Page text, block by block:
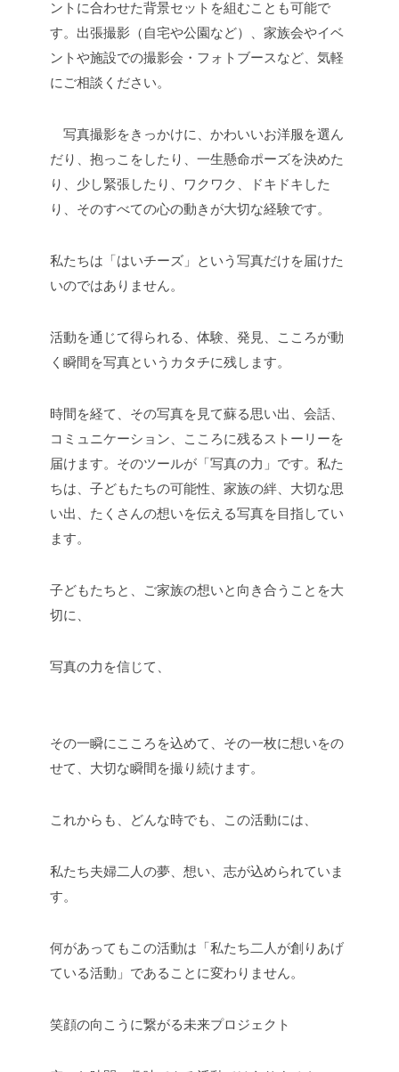
ントに合わせた背景セットを組むことも可能で
す。出張撮影（自宅や公園など）、家族会やイベ
ントや施設での撮影会・フォトブースなど、気軽
にご相談ください。
写真撮影をきっかけに、かわいいお洋服を選ん
だり、抱っこをしたり、一生懸命ポーズを決めた
り、少し緊張したり、ワクワク、ドキドキした
り、そのすべての心の動きが大切な経験です。
私たちは「はいチーズ」という写真だけを届けた
いのではありません。
活動を通じて得られる、体験、発見、こころが動
く瞬間を写真というカタチに残します。
時間を経て、その写真を見て蘇る思い出、会話、
コミュニケーション、こころに残るストーリーを
届けます。そのツールが「写真の力」です。私た
ちは、子どもたちの可能性、家族の絆、大切な思
い出、たくさんの想いを伝える写真を目指してい
ます。
子どもたちと、ご家族の想いと向き合うことを大
切に、
写真の力を信じて、
その一瞬にこころを込めて、その一枚に想いをの
せて、大切な瞬間を撮り続けます。
これからも、どんな時でも、この活動には、
私たち夫婦二人の夢、想い、志が込められていま
す。
何があってもこの活動は「私たち二人が創りあげ
ている活動」であることに変わりません。
笑顔の向こうに繋がる未来プロジェクト